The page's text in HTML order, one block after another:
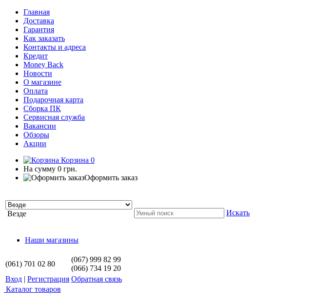
Главная
Доставка
Гарантия
Как заказать
Контакты и адреса
Кредит
Money Back
Новости
О магазине
Оплата
Подарочная карта
Сборка ПК
Сервисная служба
Вакансии
Обзоры
Акции
Корзина 0
На сумму 0 грн.
Оформить заказ
Везде Искать
Наши магазины
(061) 701 02 80
(067) 999 82 99
(066) 734 19 20
Вход | Регистрация Обратная связь
Каталог товаров